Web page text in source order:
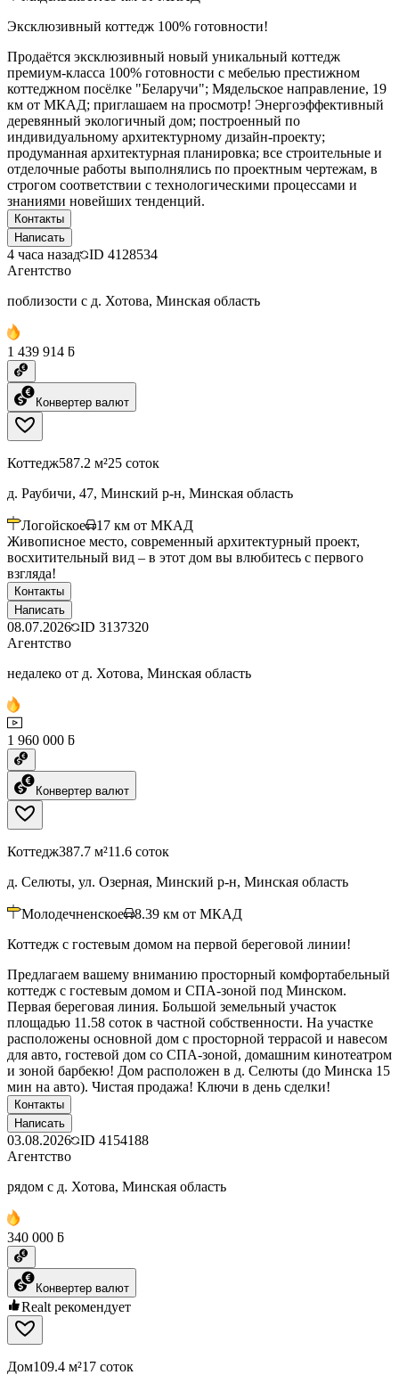
Эксклюзивный коттедж 100% готовности!
Продаётся эксклюзивный новый уникальный коттедж
премиум-класса 100% готовности с мебелью престижном
коттеджном посёлке "Беларучи"; Мядельское направление, 19
км от МКАД; приглашаем на просмотр! Энергоэффективный
деревянный экологичный дом; построенный по
индивидуальному архитектурному дизайн-проекту;
продуманная архитектурная планировка; все строительные и
отделочные работы выполнялись по проектным чертежам, в
строгом соответствии с технологическими процессами и
знаниями новейших тенденций.
Контакты
Написать
4 часа назад ID 4128534
Агентство
поблизости с д. Хотова, Минская область
1 439 914 ƃ
Конвертер валют
Коттедж587.2 м²25 соток
д. Раубичи, 47, Минский р-н, Минская область
Логойское 17 км от МКАД
Живописное место, современный архитектурный проект,
восхитительный вид – в этот дом вы влюбитесь с первого
взгляда!
Контакты
Написать
08.07.2026 ID 3137320
Агентство
недалеко от д. Хотова, Минская область
1 960 000 ƃ
Конвертер валют
Коттедж387.7 м²11.6 соток
д. Селюты, ул. Озерная, Минский р-н, Минская область
Молодечненское 8.39 км от МКАД
Коттедж с гостевым домом на первой береговой линии!
Предлагаем вашему вниманию просторный комфортабельный
коттедж с гостевым домом и СПА-зоной под Минском.
Первая береговая линия. Большой земельный участок
площадью 11.58 соток в частной собственности. На участке
расположены основной дом с просторной террасой и навесом
для авто, гостевой дом со СПА-зоной, домашним кинотеатром
и зоной барбекю! Дом расположен в д. Селюты (до Минска 15
мин на авто). Чистая продажа! Ключи в день сделки!
Контакты
Написать
03.08.2026 ID 4154188
Агентство
рядом с д. Хотова, Минская область
340 000 ƃ
Конвертер валют
Realt рекомендует
Дом109.4 м²17 соток